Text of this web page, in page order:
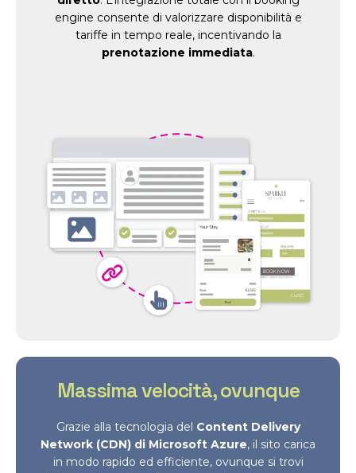
engine consente di valorizzare disponibilità e
tariffe in tempo reale, incentivando la
prenotazione immediata.
Massima velocità, ovunque
Grazie alla tecnologia del Content Delivery
Network (CDN) di Microsoft Azure, il sito carica
in modo rapido ed efficiente, ovunque si trovi